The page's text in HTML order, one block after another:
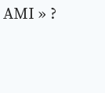
AMI » ?